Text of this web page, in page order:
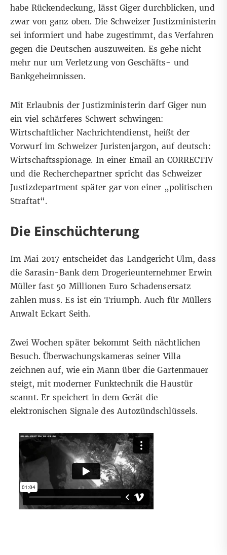
habe Rückendeckung, lässt Giger durchblicken, und
zwar von ganz oben. Die Schweizer Justizministerin
sei informiert und habe zugestimmt, das Verfahren
gegen die Deutschen auszuweiten. Es gehe nicht
mehr nur um Verletzung von Geschäfts- und
Bankgeheimnissen.
Mit Erlaubnis der Justizministerin darf Giger nun
ein viel schärferes Schwert schwingen:
Wirtschaftlicher Nachrichtendienst, heißt der
Vorwurf im Schweizer Juristenjargon, auf deutsch:
Wirtschaftsspionage. In einer Email an CORRECTIV
und die Recherchepartner spricht das Schweizer
Justizdepartment später gar von einer „politischen
Straftat“.
Die Einschüchterung
Im Mai 2017 entscheidet das Landgericht Ulm, dass
die Sarasin-Bank dem Drogerieunternehmer Erwin
Müller fast 50 Millionen Euro Schadensersatz
zahlen muss. Es ist ein Triumph. Auch für Müllers
Anwalt Eckart Seith.
Zwei Wochen später bekommt Seith nächtlichen
Besuch. Überwachungskameras seiner Villa
zeichnen auf, wie ein Mann über die Gartenmauer
steigt, mit moderner Funktechnik die Haustür
scannt. Er speichert in dem Gerät die
elektronischen Signale des Autozündschlüssels.